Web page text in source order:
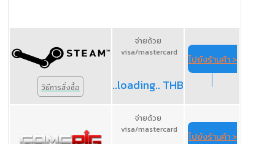
วิธีการสั่งซื้อ
จ่ายด้วย
visa/mastercard
..loading.. THB
ไปยังร้านค้า >
จ่ายด้วย
visa/mastercard
ไปยังร้านค้า >